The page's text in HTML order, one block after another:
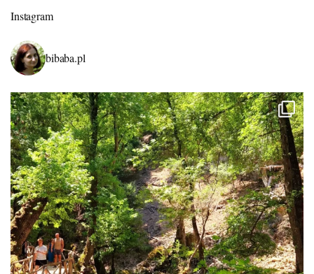
Instagram
bibaba.pl